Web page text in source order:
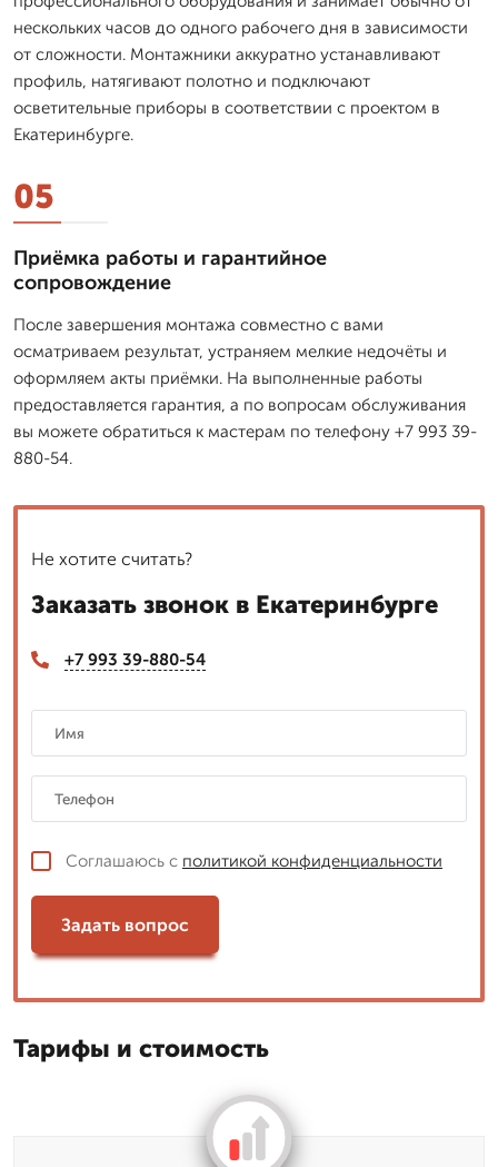
нескольких часов до одного рабочего дня в зависимости
от сложности. Монтажники аккуратно устанавливают
профиль, натягивают полотно и подключают
осветительные приборы в соответствии с проектом в
Екатеринбурге.
05
Приёмка работы и гарантийное
сопровождение
После завершения монтажа совместно с вами
осматриваем результат, устраняем мелкие недочёты и
оформляем акты приёмки. На выполненные работы
предоставляется гарантия, а по вопросам обслуживания
вы можете обратиться к мастерам по телефону +7 993 39-
880-54.
Не хотите считать?
Заказать звонок в Екатеринбурге
+7 993 39-880-54
Соглашаюсь с политикой конфиденциальности
Задать вопрос
Тарифы и стоимость